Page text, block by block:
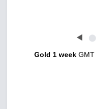
◀ ⬤
Gold 1 week GMT